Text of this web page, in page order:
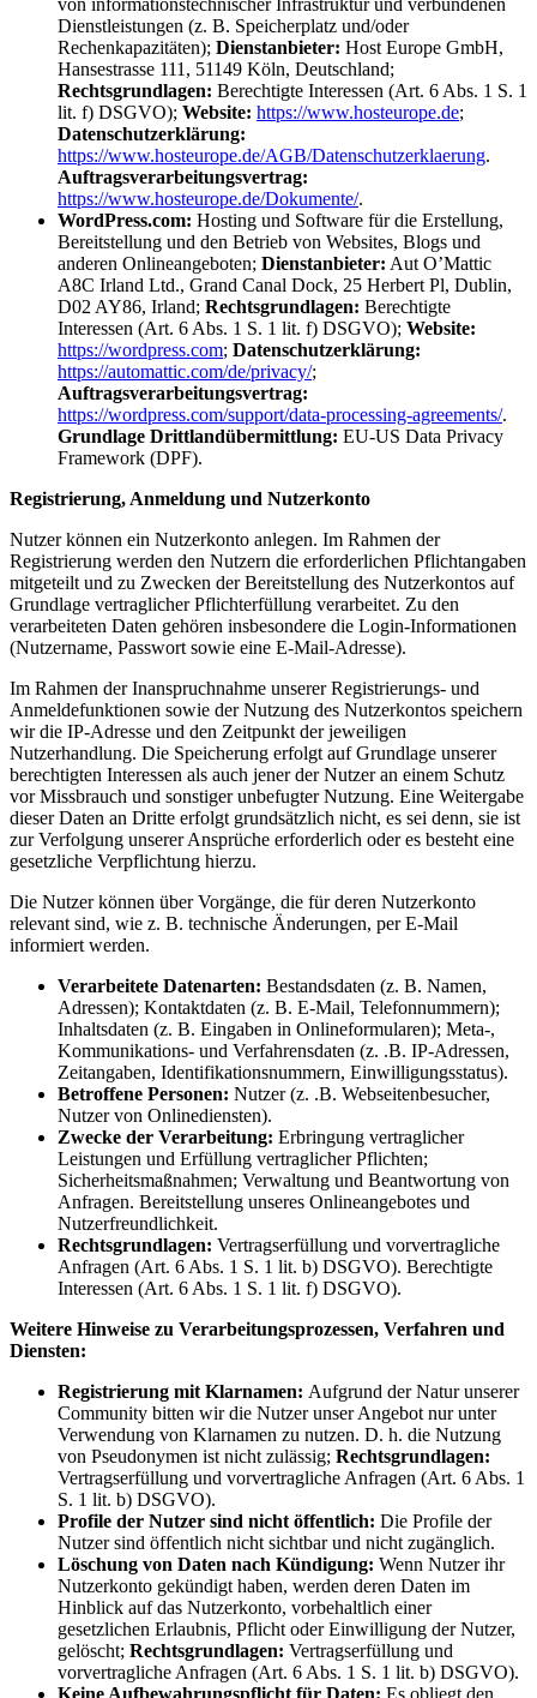
von informationstechnischer Infrastruktur und verbundenen
Dienstleistungen (z. B. Speicherplatz und/oder
Rechenkapazitäten); Dienstanbieter: Host Europe GmbH,
Hansestrasse 111, 51149 Köln, Deutschland;
Rechtsgrundlagen: Berechtigte Interessen (Art. 6 Abs. 1 S. 1
lit. f) DSGVO); Website: https://www.hosteurope.de;
Datenschutzerklärung:
https://www.hosteurope.de/AGB/Datenschutzerklaerung.
Auftragsverarbeitungsvertrag:
https://www.hosteurope.de/Dokumente/.
WordPress.com: Hosting und Software für die Erstellung,
Bereitstellung und den Betrieb von Websites, Blogs und
anderen Onlineangeboten; Dienstanbieter: Aut O’Mattic
A8C Irland Ltd., Grand Canal Dock, 25 Herbert Pl, Dublin,
D02 AY86, Irland; Rechtsgrundlagen: Berechtigte
Interessen (Art. 6 Abs. 1 S. 1 lit. f) DSGVO); Website:
https://wordpress.com; Datenschutzerklärung:
https://automattic.com/de/privacy/;
Auftragsverarbeitungsvertrag:
https://wordpress.com/support/data-processing-agreements/.
Grundlage Drittlandübermittlung: EU-US Data Privacy
Framework (DPF).
Registrierung, Anmeldung und Nutzerkonto
Nutzer können ein Nutzerkonto anlegen. Im Rahmen der
Registrierung werden den Nutzern die erforderlichen Pflichtangaben
mitgeteilt und zu Zwecken der Bereitstellung des Nutzerkontos auf
Grundlage vertraglicher Pflichterfüllung verarbeitet. Zu den
verarbeiteten Daten gehören insbesondere die Login-Informationen
(Nutzername, Passwort sowie eine E-Mail-Adresse).
Im Rahmen der Inanspruchnahme unserer Registrierungs- und
Anmeldefunktionen sowie der Nutzung des Nutzerkontos speichern
wir die IP-Adresse und den Zeitpunkt der jeweiligen
Nutzerhandlung. Die Speicherung erfolgt auf Grundlage unserer
berechtigten Interessen als auch jener der Nutzer an einem Schutz
vor Missbrauch und sonstiger unbefugter Nutzung. Eine Weitergabe
dieser Daten an Dritte erfolgt grundsätzlich nicht, es sei denn, sie ist
zur Verfolgung unserer Ansprüche erforderlich oder es besteht eine
gesetzliche Verpflichtung hierzu.
Die Nutzer können über Vorgänge, die für deren Nutzerkonto
relevant sind, wie z. B. technische Änderungen, per E-Mail
informiert werden.
Verarbeitete Datenarten: Bestandsdaten (z. B. Namen,
Adressen); Kontaktdaten (z. B. E-Mail, Telefonnummern);
Inhaltsdaten (z. B. Eingaben in Onlineformularen); Meta-,
Kommunikations- und Verfahrensdaten (z. .B. IP-Adressen,
Zeitangaben, Identifikationsnummern, Einwilligungsstatus).
Betroffene Personen: Nutzer (z. .B. Webseitenbesucher,
Nutzer von Onlinediensten).
Zwecke der Verarbeitung: Erbringung vertraglicher
Leistungen und Erfüllung vertraglicher Pflichten;
Sicherheitsmaßnahmen; Verwaltung und Beantwortung von
Anfragen. Bereitstellung unseres Onlineangebotes und
Nutzerfreundlichkeit.
Rechtsgrundlagen: Vertragserfüllung und vorvertragliche
Anfragen (Art. 6 Abs. 1 S. 1 lit. b) DSGVO). Berechtigte
Interessen (Art. 6 Abs. 1 S. 1 lit. f) DSGVO).
Weitere Hinweise zu Verarbeitungsprozessen, Verfahren und
Diensten:
Registrierung mit Klarnamen: Aufgrund der Natur unserer
Community bitten wir die Nutzer unser Angebot nur unter
Verwendung von Klarnamen zu nutzen. D. h. die Nutzung
von Pseudonymen ist nicht zulässig; Rechtsgrundlagen:
Vertragserfüllung und vorvertragliche Anfragen (Art. 6 Abs. 1
S. 1 lit. b) DSGVO).
Profile der Nutzer sind nicht öffentlich: Die Profile der
Nutzer sind öffentlich nicht sichtbar und nicht zugänglich.
Löschung von Daten nach Kündigung: Wenn Nutzer ihr
Nutzerkonto gekündigt haben, werden deren Daten im
Hinblick auf das Nutzerkonto, vorbehaltlich einer
gesetzlichen Erlaubnis, Pflicht oder Einwilligung der Nutzer,
gelöscht; Rechtsgrundlagen: Vertragserfüllung und
vorvertragliche Anfragen (Art. 6 Abs. 1 S. 1 lit. b) DSGVO).